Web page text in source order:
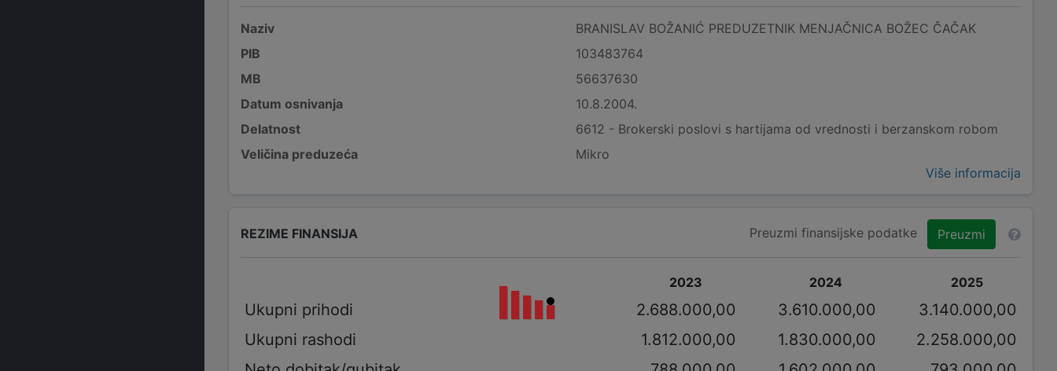
Naziv
BRANISLAV BOŽANIĆ PREDUZETNIK MENJAČNICA BOŽEC ČAČAK
PIB
103483764
MB
56637630
Datum osnivanja
10.8.2004.
Delatnost
6612 - Brokerski poslovi s hartijama od vrednosti i berzanskom robom
Veličina preduzeća
Mikro
Više informacija
REZIME FINANSIJA Preuzmi finansijske podatke Preuzmi
2023 2024 2025
Ukupni prihodi 2.688.000,00 3.610.000,00
3.140.000,00
Ukupni rashodi
1.812.000,00 1.830.000,00
2.258.000,00